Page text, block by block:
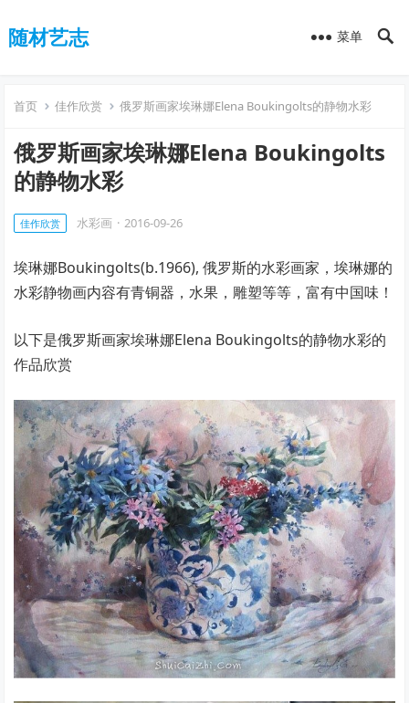
随材艺志 菜单
首页 佳作欣赏 俄罗斯画家埃琳娜Elena Boukingolts的静物水彩
俄罗斯画家埃琳娜Elena Boukingolts
的静物水彩
佳作欣赏 水彩画 · 2016-09-26
埃琳娜Boukingolts(b.1966), 俄罗斯的水彩画家，埃琳娜的
水彩静物画内容有青铜器，水果，雕塑等等，富有中国味！
以下是俄罗斯画家埃琳娜Elena Boukingolts的静物水彩的
作品欣赏